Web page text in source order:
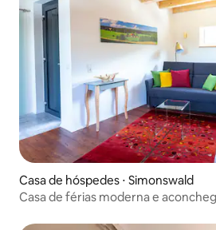
Casa de hóspedes ⋅ Simonswald
Casa de férias moderna e